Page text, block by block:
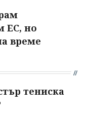
ЕС, но
време
тениска